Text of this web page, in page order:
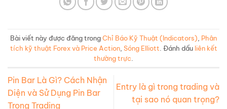
Bài viết này được đăng trongChỉ Báo Kỹ Thuật (Indicators) Phân
tích kỹ thuật Forex và Price Action, Sóng Elliott . Đánh dấu liên kết
thường trực
Pin Bar Là Gì? Cách Nhận
Diện và Sử Dụng Pin Bar
Trong Trading
Entry là gì trong trading và
tại sao nó quan trọng?